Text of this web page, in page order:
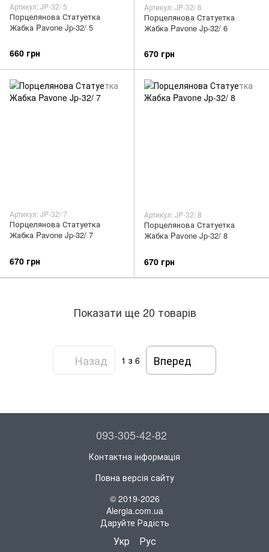
Артикул: JP-32/ 5
Порцелянова Статуетка
Жабка Pavone Jp-32/ 5
660 грн
Артикул: JP-32/ 6
Порцелянова Статуетка
Жабка Pavone Jp-32/ 6
670 грн
Артикул: JP-32/ 7
Порцелянова Статуетка
Жабка Pavone Jp-32/ 7
670 грн
Артикул: JP-32/ 8
Порцелянова Статуетка
Жабка Pavone Jp-32/ 8
670 грн
Показати ще 20 товарів
Назад 1 з 6 Вперед
093-305-42-82
Контактна інформація
Повна версія сайту
© 2019-2026
Alergia.com.ua
Даруйте Радість
Укр Рус